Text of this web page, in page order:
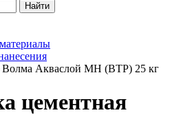
Найти
Волма Акваслой МН (ВТР) 25 кг
цементная